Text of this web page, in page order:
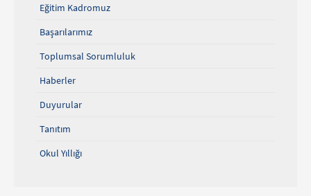
Eğitim Kadromuz
Başarılarımız
Toplumsal Sorumluluk
Haberler
Duyurular
Tanıtım
Okul Yıllığı